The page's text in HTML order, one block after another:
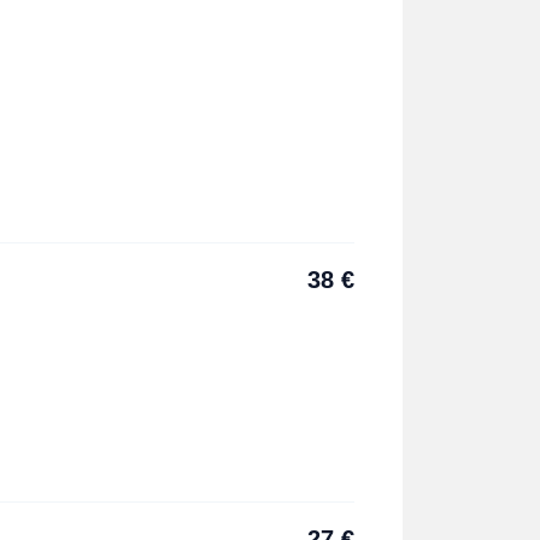
38 €